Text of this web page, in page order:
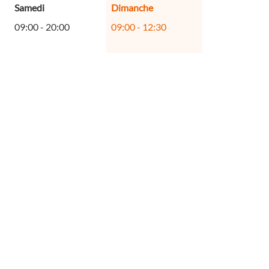
Samedi
09:00- 20:00
Horaires
d'aujourd'hui
Dimanche
09:00- 12:30